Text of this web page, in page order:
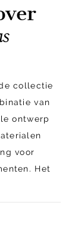
collectie
van
ontwerp
voor
Het
stoel is